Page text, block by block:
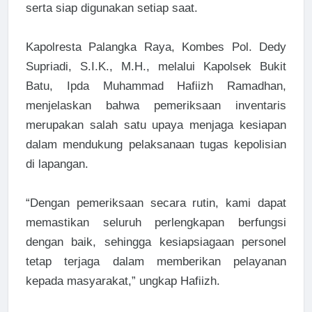
serta siap digunakan setiap saat.
Kapolresta Palangka Raya, Kombes Pol. Dedy
Supriadi, S.I.K., M.H., melalui Kapolsek Bukit
Batu, Ipda Muhammad Hafiizh Ramadhan,
menjelaskan bahwa pemeriksaan inventaris
merupakan salah satu upaya menjaga kesiapan
dalam mendukung pelaksanaan tugas kepolisian
di lapangan.
“Dengan pemeriksaan secara rutin, kami dapat
memastikan seluruh perlengkapan berfungsi
dengan baik, sehingga kesiapsiagaan personel
tetap terjaga dalam memberikan pelayanan
kepada masyarakat,” ungkap Hafiizh.